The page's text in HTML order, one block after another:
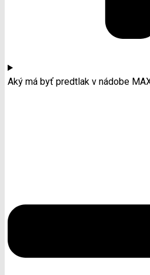
Aký má byť predtlak v nádobe